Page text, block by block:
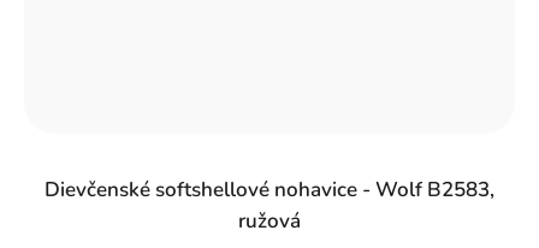
Dievčenské softshellové nohavice - Wolf B2583,
ružová